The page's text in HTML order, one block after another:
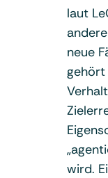
laut
neue
wird.